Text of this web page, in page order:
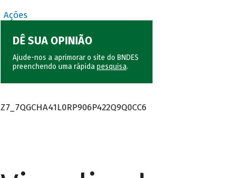
Ações
DÊ SUA OPINIÃO
Ajude-nos a aprimorar o site do BNDES
preenchendo uma rápida pesquisa.
Z7_7QGCHA41L0RP906P422Q9Q0CC6